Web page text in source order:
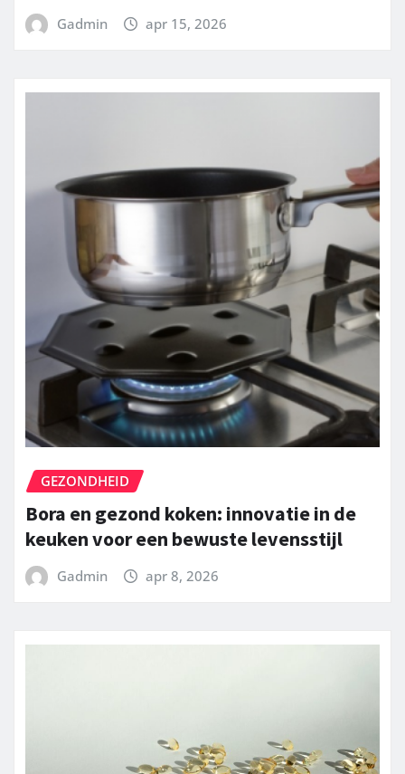
Gadmin apr 15, 2026
GEZONDHEID
Bora en gezond koken: innovatie in de
keuken voor een bewuste levensstijl
Gadmin apr 8, 2026